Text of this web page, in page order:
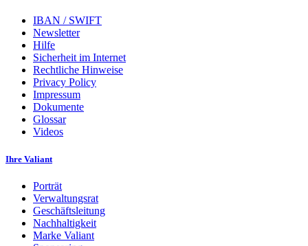
IBAN / SWIFT
Newsletter
Hilfe
Sicherheit im Internet
Rechtliche Hinweise
Privacy Policy
Impressum
Dokumente
Glossar
Videos
Ihre Valiant
Porträt
Verwaltungsrat
Geschäftsleitung
Nachhaltigkeit
Marke Valiant